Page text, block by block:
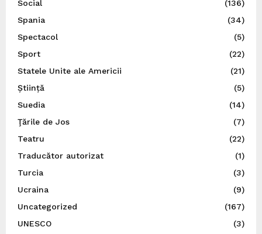
Social
(136)
Spania
(34)
Spectacol
(5)
Sport
(22)
Statele Unite ale Americii
(21)
Știință
(5)
Suedia
(14)
Ţările de Jos
(7)
Teatru
(22)
Traducător autorizat
(1)
Turcia
(3)
Ucraina
(9)
Uncategorized
(167)
UNESCO
(3)